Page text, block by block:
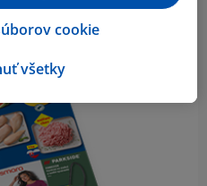
všetky
cookie